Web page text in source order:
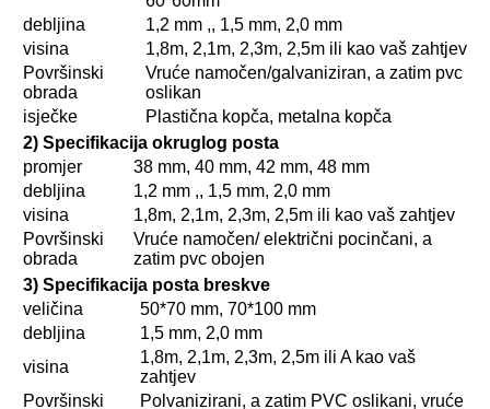
debljina
1,2 mm ,, 1,5 mm, 2,0 mm
visina
1,8m, 2,1m, 2,3m, 2,5m ili kao vaš zahtjev
Površinski
obrada
Vruće namočen/galvaniziran, a zatim pvc
oslikan
isječke
Plastična kopča, metalna kopča
2) Specifikacija okruglog posta
promjer
38 mm, 40 mm, 42 mm, 48 mm
debljina
1,2 mm ,, 1,5 mm, 2,0 mm
visina
1,8m, 2,1m, 2,3m, 2,5m ili kao vaš zahtjev
Površinski
obrada
Vruće namočen/ električni pocinčani, a
zatim pvc obojen
3) Specifikacija posta breskve
veličina
50*70 mm, 70*100 mm
debljina
1,5 mm, 2,0 mm
visina
1,8m, 2,1m, 2,3m, 2,5m ili A kao vaš
zahtjev
Površinski
Polvanizirani, a zatim PVC oslikani, vruće